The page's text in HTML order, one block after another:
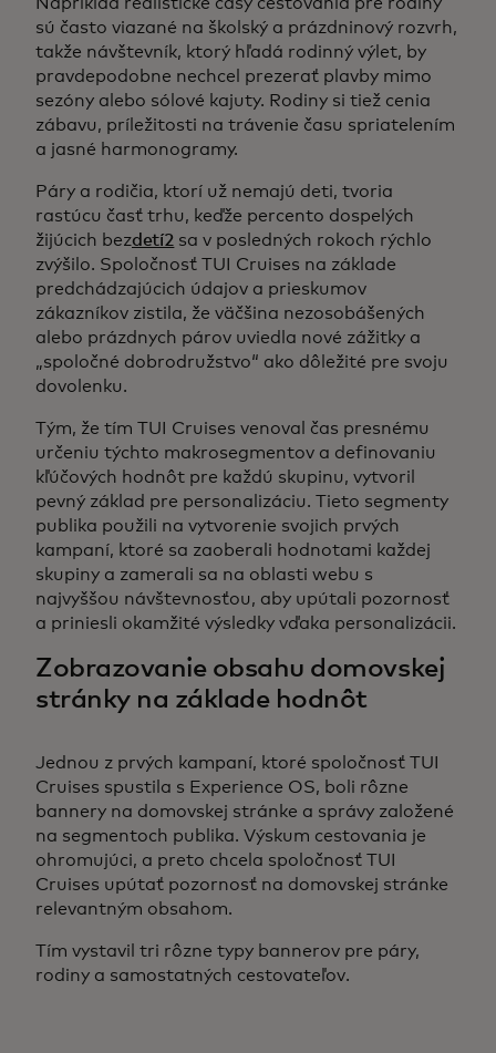
Napríklad realistické časy cestovania pre rodiny
sú často viazané na školský a prázdninový rozvrh,
takže návštevník, ktorý hľadá rodinný výlet, by
pravdepodobne nechcel prezerať plavby mimo
sezóny alebo sólové kajuty. Rodiny si tiež cenia
zábavu, príležitosti na trávenie času spriatelením
a jasné harmonogramy.
Páry a rodičia, ktorí už nemajú deti, tvoria
rastúcu časť trhu, keďže percento dospelých
žijúcich bezdetí2 sa v posledných rokoch rýchlo
zvýšilo. Spoločnosť TUI Cruises na základe
predchádzajúcich údajov a prieskumov
zákazníkov zistila, že väčšina nezosobášených
alebo prázdnych párov uviedla nové zážitky a
„spoločné dobrodružstvo“ ako dôležité pre svoju
dovolenku.
Tým, že tím TUI Cruises venoval čas presnému
určeniu týchto makrosegmentov a definovaniu
kľúčových hodnôt pre každú skupinu, vytvoril
pevný základ pre personalizáciu. Tieto segmenty
publika použili na vytvorenie svojich prvých
kampaní, ktoré sa zaoberali hodnotami každej
skupiny a zamerali sa na oblasti webu s
najvyššou návštevnosťou, aby upútali pozornosť
a priniesli okamžité výsledky vďaka personalizácii.
Zobrazovanie obsahu domovskej
stránky na základe hodnôt
Jednou z prvých kampaní, ktoré spoločnosť TUI
Cruises spustila s Experience OS, boli rôzne
bannery na domovskej stránke a správy založené
na segmentoch publika. Výskum cestovania je
ohromujúci, a preto chcela spoločnosť TUI
Cruises upútať pozornosť na domovskej stránke
relevantným obsahom.
Tím vystavil tri rôzne typy bannerov pre páry,
rodiny a samostatných cestovateľov.